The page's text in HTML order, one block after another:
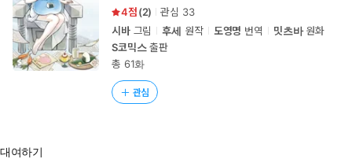
4 (2) 관심 33
시바그림 후세 원작 도영명 번역 밋츠바원화
S코믹스출판
총 61화
관심
대여하기